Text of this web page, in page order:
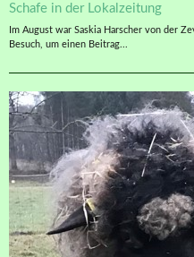
Schafe in der Lokalzeitung
Im August war Saskia Harscher von der
Besuch, um einen Beitrag...